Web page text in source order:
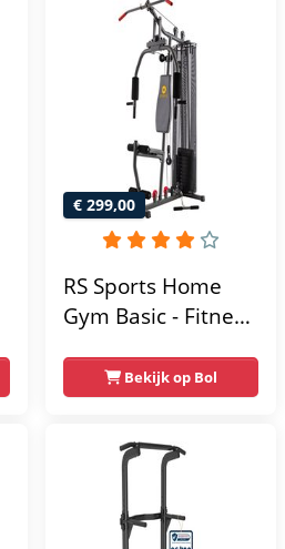
krachtstation voor
thuis - Compact en
multifunctioneel -
Incl. gratis fitness
€ 299,00
RS Sports Home
Gym Basic - Fitness
Bekijk op Bol